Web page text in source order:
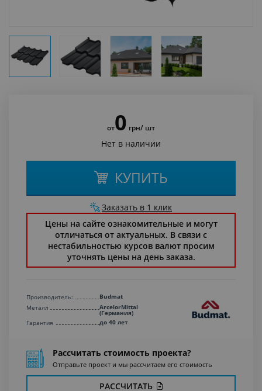
от0 грн/ шт
Нет в наличии
КУПИТЬ
Заказать в 1 клик
Цены на сайте ознакомительные и могут
отличаться от актуальных. В связи с
нестабильностью курсов валют просим
уточнять цены на день заказа.
Производитель:
Budmat
Металл
ArcelorMittal
(Германия)
Гарантия
до 40 лет
Рассчитать стоимость проекта?
Отправьте проект и мы рассчитаем его стоимость
РАССЧИТАТЬ